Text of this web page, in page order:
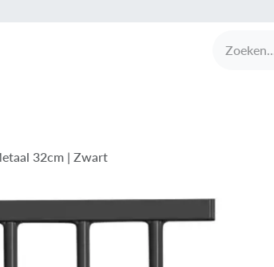
32cm | Zwart